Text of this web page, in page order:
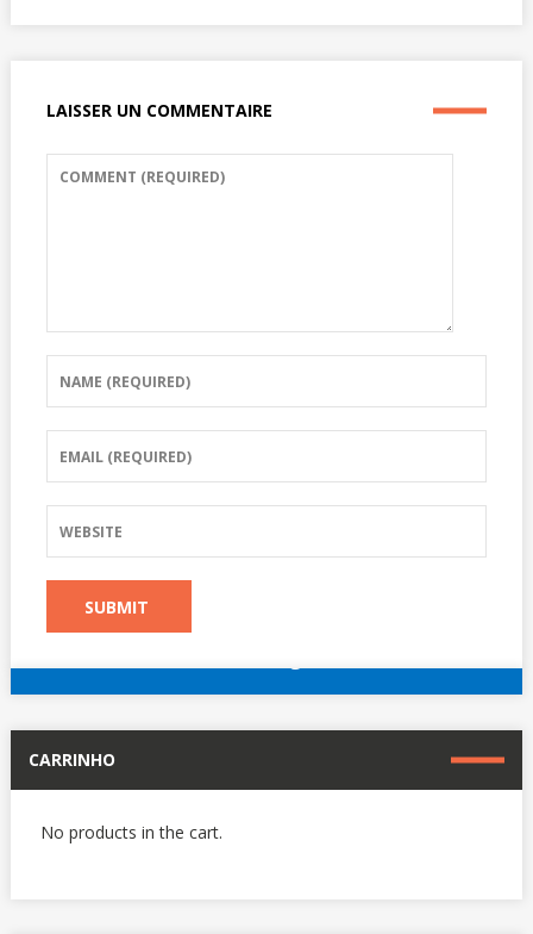
LAISSER UN COMMENTAIRE
Outros hotéis em Paris
CARRINHO
No products in the cart.